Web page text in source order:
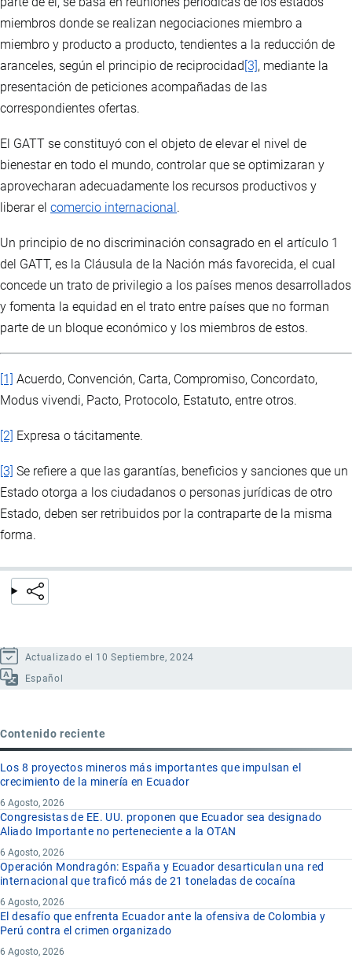
miembros donde se realizan negociaciones miembro a
miembro y producto a producto, tendientes a la reducción de
aranceles, según el principio de reciprocidad[3], mediante la
presentación de peticiones acompañadas de las
correspondientes ofertas.
El GATT se constituyó con el objeto de elevar el nivel de
bienestar en todo el mundo, controlar que se optimizaran y
aprovecharan adecuadamente los recursos productivos y
liberar el comercio internacional.
Un principio de no discriminación consagrado en el artículo 1
del GATT, es la Cláusula de la Nación más favorecida, el cual
concede un trato de privilegio a los países menos desarrollados
y fomenta la equidad en el trato entre países que no forman
parte de un bloque económico y los miembros de estos.
[1] Acuerdo, Convención, Carta, Compromiso, Concordato,
Modus vivendi, Pacto, Protocolo, Estatuto, entre otros.
[2] Expresa o tácitamente.
[3] Se refiere a que las garantías, beneficios y sanciones que un
Estado otorga a los ciudadanos o personas jurídicas de otro
Estado, deben ser retribuidos por la contraparte de la misma
forma.
Actualizado el 10 Septiembre, 2024
Español
Contenido reciente
Los 8 proyectos mineros más importantes que impulsan el
crecimiento de la minería en Ecuador
6 Agosto, 2026
Congresistas de EE. UU. proponen que Ecuador sea designado
Aliado Importante no perteneciente a la OTAN
6 Agosto, 2026
Operación Mondragón: España y Ecuador desarticulan una red
internacional que traficó más de 21 toneladas de cocaína
6 Agosto, 2026
El desafío que enfrenta Ecuador ante la ofensiva de Colombia y
Perú contra el crimen organizado
6 Agosto, 2026